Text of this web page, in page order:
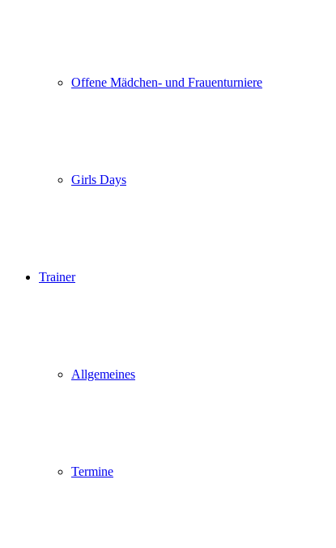
Offene Mädchen- und Frauenturniere
Girls Days
Trainer
Allgemeines
Termine